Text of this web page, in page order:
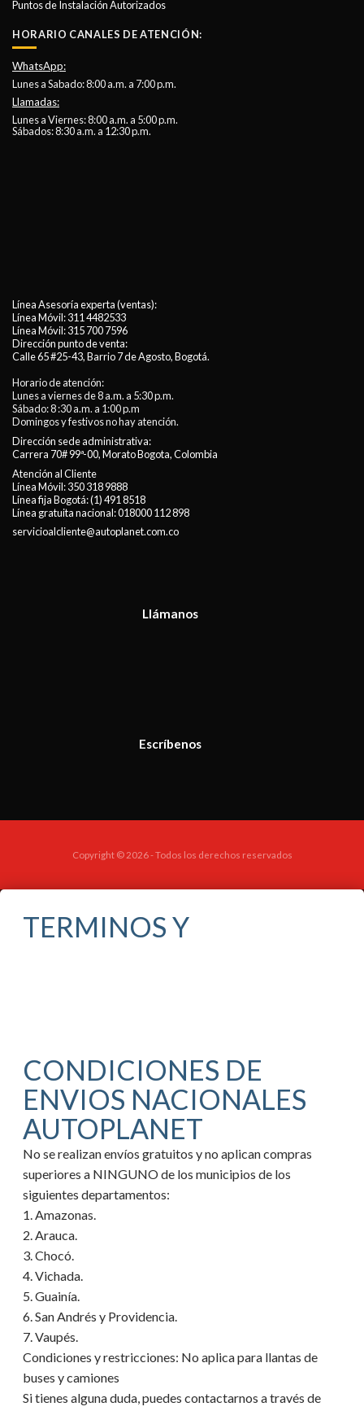
Puntos de Instalación Autorizados
HORARIO CANALES DE ATENCIÓN:
WhatsApp:
Lunes a Sabado: 8:00 a.m. a 7:00 p.m.
Llamadas:
Lunes a Viernes: 8:00 a.m. a 5:00 p.m.
Sábados: 8:30 a.m. a 12:30 p.m.
Línea Asesoría experta (ventas):
Línea Móvil:311 4482533
Línea Móvil:315 700 7596
Dirección punto de venta:
Calle 65 #25-43, Barrio 7 de Agosto, Bogotá.
Horario de atención:
Lunes a viernes de 8 a.m. a 5:30 p.m.
Sábado: 8 :30 a.m. a 1:00 p.m
Domingos y festivos no hay atención.
Dirección sede administrativa:
Carrera 70# 99ª-00, Morato Bogota, Colombia
Atención al Cliente
Línea Móvil:350 318 9888
Línea fija Bogotá:(1) 491 8518
Línea gratuita nacional:018000 112 898
servicioalcliente@autoplanet.com.co
Llámanos
Escríbenos
Copyright © 2026 - Todos los derechos reservados
TERMINOS Y
CONDICIONES DE
ENVIOS NACIONALES
AUTOPLANET
No se realizan envíos gratuitos y no aplican compras
superiores a NINGUNO de los municipios de los
siguientes departamentos:
1. Amazonas.
2. Arauca.
3. Chocó.
4. Vichada.
5. Guainía.
6. San Andrés y Providencia.
7. Vaupés.
Condiciones y restricciones: No aplica para llantas de
buses y camiones
Si tienes alguna duda, puedes contactarnos a través de